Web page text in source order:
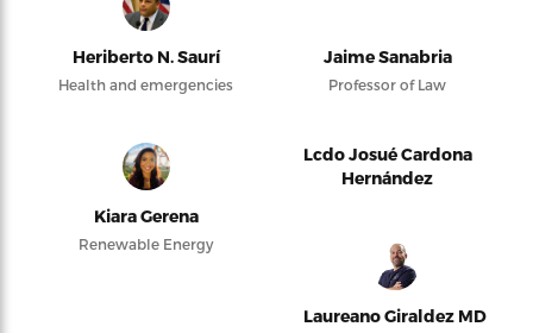
Heriberto N. Saurí
Health and emergencies
Jaime Sanabria
Professor of Law
Kiara Gerena
Renewable Energy
Lcdo Josué Cardona
Hernández
Laureano Giraldez MD